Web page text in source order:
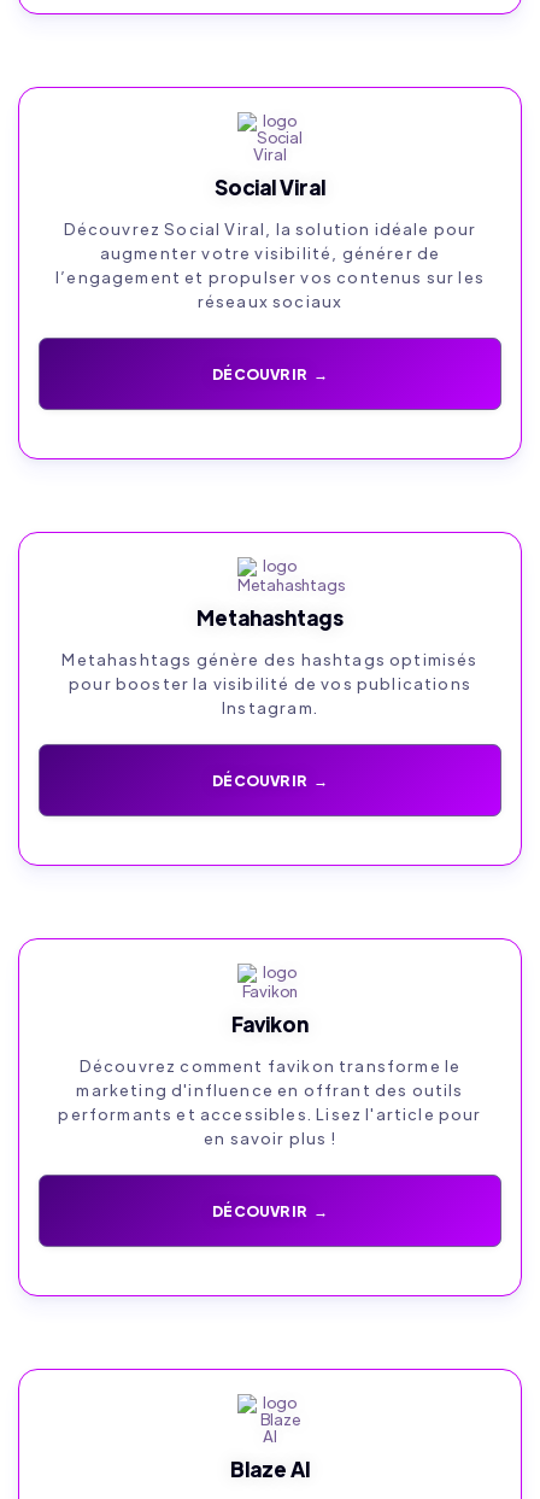
Social Viral
Découvrez Social Viral, la solution idéale pour
augmenter votre visibilité, générer de
l’engagement et propulser vos contenus sur les
réseaux sociaux
DÉCOUVRIR →
Metahashtags
Metahashtags génère des hashtags optimisés
pour booster la visibilité de vos publications
Instagram.
DÉCOUVRIR →
Favikon
Découvrez comment favikon transforme le
marketing d'influence en offrant des outils
performants et accessibles. Lisez l'article pour
en savoir plus !
DÉCOUVRIR →
Blaze AI